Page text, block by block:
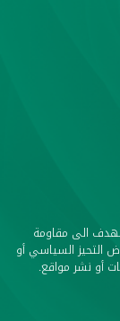
الى مقاومة
التحيز السياسي أو
أو نشر مواقع.